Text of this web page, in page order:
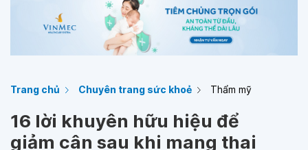
Trang chủ Chuyên trang sức khoẻ Thẩm mỹ
16 lời khuyên hữu hiệu để
giảm cân sau khi mang thai